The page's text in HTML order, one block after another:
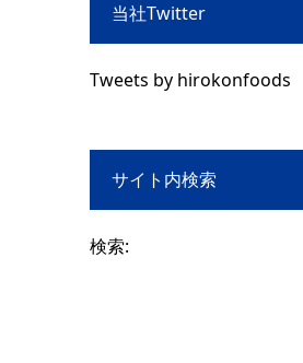
当社Twitter
Tweets by hirokonfoods
サイト内検索
検索: